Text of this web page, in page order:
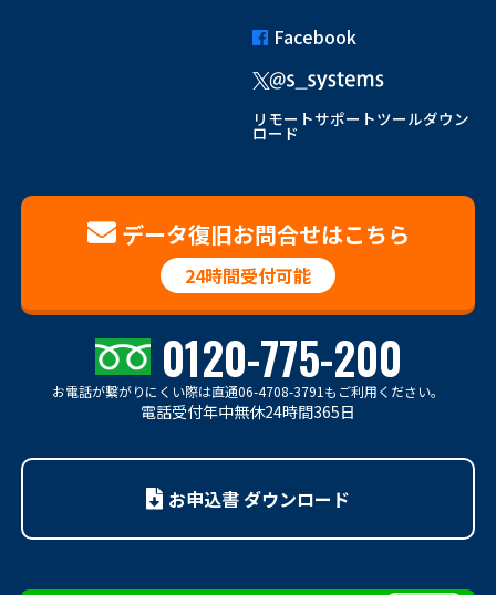
Facebook
リモートサポートツールダウン
ロード
データ復旧お問合せはこちら
24時間受付可能
0120-775-200
お電話が繋がりにくい際は直通06-4708-3791もご利用ください。
電話受付年中無休24時間365日
お申込書 ダウンロード